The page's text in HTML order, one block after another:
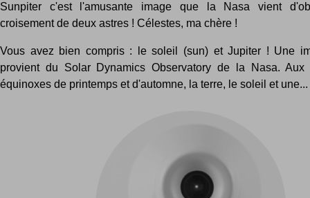
Sunpiter c'est l'amusante image que la Nasa vient
croisement de deux astres ! Célestes, ma chère !
Vous avez bien compris : le soleil (sun) et Jupiter ! Une
provient du Solar Dynamics Observatory de la Nasa. Aux
équinoxes de printemps et d'automne, la terre, le soleil et une...